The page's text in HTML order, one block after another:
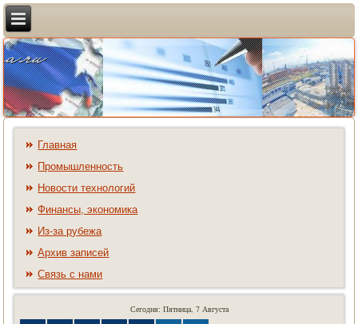
Главная
Промышленность
Новости технологий
Финансы, экономика
Из-за рубежа
Архив записей
Связь с нами
Сегодня: Пятница, 7 Августа